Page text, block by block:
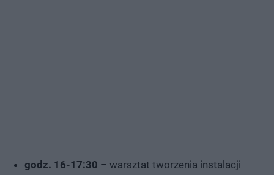
godz. 16-17:30 – warsztat tworzenia instalacji